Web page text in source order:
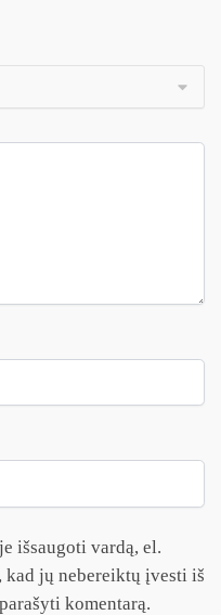
išsaugoti vardą, el.
kad jų nebereiktų įvesti iš
komentarą.